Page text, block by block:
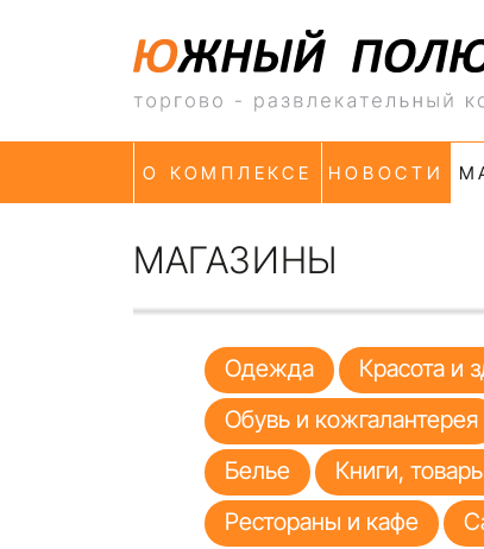
О КОМПЛЕКСЕ
НОВОСТИ
МАГАЗИНЫ
Одежда Красота и
Обувь и кожгалантерея
Белье
Книги,
Рестораны и кафе